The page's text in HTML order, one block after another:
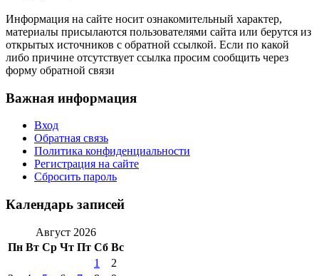
Информация на сайте носит ознакомительный характер,
материалы присылаются пользователями сайта или берутся из
открытых источников с обратной ссылкой. Если по какой
либо причине отсутствует ссылка просим сообщить через
форму обратной связи
Важная информация
Вход
Обратная связь
Политика конфиденциальности
Регистрация на сайте
Сбросить пароль
Календарь записей
Август 2026
Пн Вт Ср Чт Пт Сб Вс
1
2